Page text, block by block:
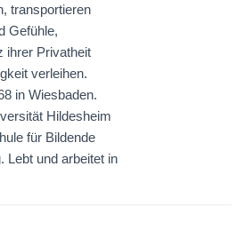
transportieren
Gefühle,
ihrer Privatheit
verleihen.
in Wiesbaden.
Hildesheim
für Bildende
Lebt und arbeitet in